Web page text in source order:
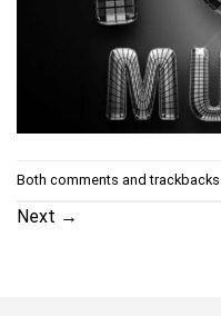
Both comments and trackbacks
Next →